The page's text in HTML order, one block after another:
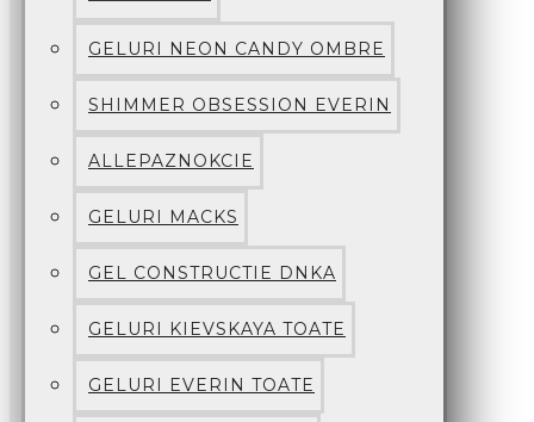
GELURI NEON CANDY OMBRE
SHIMMER OBSESSION EVERIN
ALLEPAZNOKCIE
GELURI MACKS
GEL CONSTRUCTIE DNKA
GELURI KIEVSKAYA TOATE
GELURI EVERIN TOATE